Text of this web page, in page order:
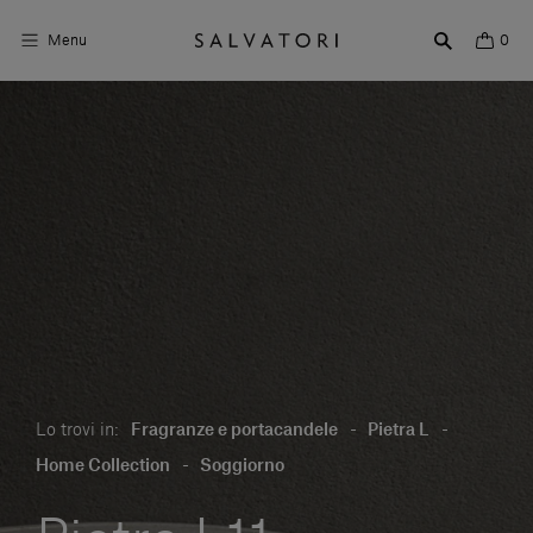
Menu 0
Lo trovi in: Fragranze e portacandele - Pietra L -
Home Collection - Soggiorno